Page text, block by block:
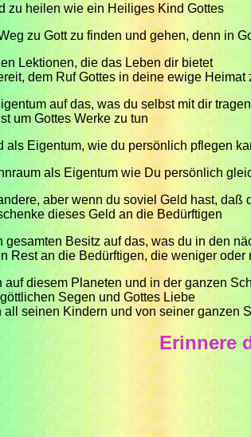
zu heilen wie ein Heiliges Kind Gottes
zu Gott zu finden und gehen, denn in
Lektionen, die das Leben dir bietet
dem Ruf Gottes in deine ewige Heimat
auf das, was du selbst mit dir
um Gottes Werke zu tun
als Eigentum, wie du persönlich pflegen
als Eigentum wie Du persönlich
aber wenn du soviel Geld hast,
dieses Geld an die Bedürftigen
gesamten Besitz auf das, was du in den
Rest an die Bedürftigen, die weniger oder
auf diesem Planeten und in der ganzen
Segen und Gottes Liebe
all seinen Kindern und von seiner ganzen
Erinnere